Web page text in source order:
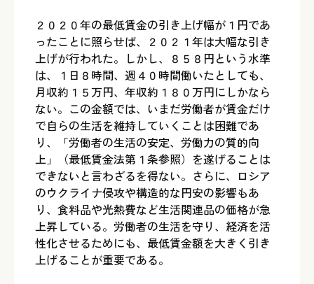
２０２０年の最低賃金の引き上げ幅が１円であ
ったことに照らせば、２０２１年は大幅な引き
上げが行われた。しかし、８５８円という水準
は、１日８時間、週４０時間働いたとしても、
月収約１５万円、年収約１８０万円にしかなら
ない。この金額では、いまだ労働者が賃金だけ
で自らの生活を維持していくことは困難であ
り、「労働者の生活の安定、労働力の質的向
上」（最低賃金法第１条参照）を遂げることは
できないと言わざるを得ない。さらに、ロシア
のウクライナ侵攻や構造的な円安の影響もあ
り、食料品や光熱費など生活関連品の価格が急
上昇している。労働者の生活を守り、経済を活
性化させるためにも、最低賃金額を大きく引き
上げることが重要である。